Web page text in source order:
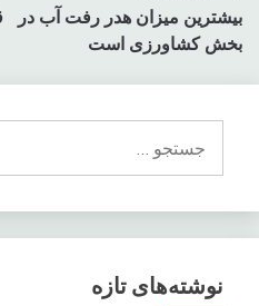
نوشته
بیشترین میزان هدر رفت آب در
بخش کشاورزی است
برای:
نوشته‌های تازه